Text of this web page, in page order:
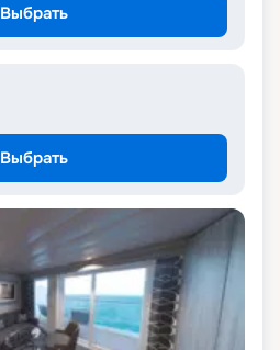
Выбрать
Выбрать